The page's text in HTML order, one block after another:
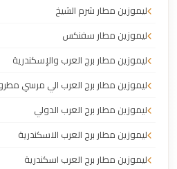
ليموزين مطار شرم الشيخ
ليموزين مطار سفنكس
ليموزين مطار برج العرب والإسكندرية
ليموزين مطار برج العرب الي مرسي مطروح
ليموزين مطار برج العرب الدولي
ليموزين مطار برج العرب الاسكندرية
ليموزين مطار برج العرب اسكندرية